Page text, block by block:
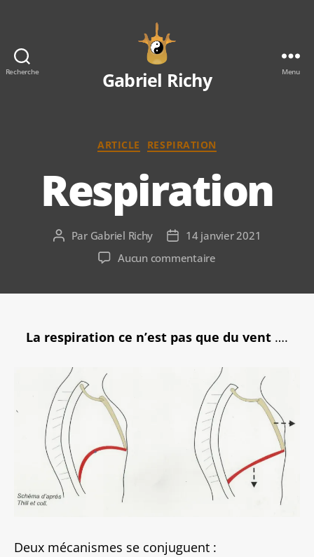
Recherche
Gabriel
Richy
Gabriel Richy Menu
Catégories
ARTICLE RESPIRATION
Respiration
Auteur
Par Gabriel Richy
Date
l’article
14 janvier 2021
Aucun commentairesur
La respiration ce n’est pas que du vent ….
Deux mécanismes se conjuguent :